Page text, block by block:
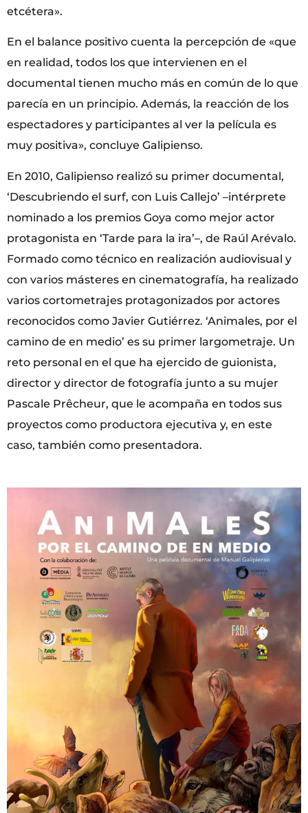
etcétera».
En el balance positivo cuenta la percepción de «que
en realidad, todos los que intervienen en el
documental tienen mucho más en común de lo que
parecía en un principio. Además, la reacción de los
espectadores y participantes al ver la película es
muy positiva», concluye Galipienso.
En 2010, Galipienso realizó su primer documental,
‘Descubriendo el surf, con Luis Callejo’ –intérprete
nominado a los premios Goya como mejor actor
protagonista en ‘Tarde para la ira’–, de Raúl Arévalo.
Formado como técnico en realización audiovisual y
con varios másteres en cinematografía, ha realizado
varios cortometrajes protagonizados por actores
reconocidos como Javier Gutiérrez. ‘Animales, por el
camino de en medio’ es su primer largometraje. Un
reto personal en el que ha ejercido de guionista,
director y director de fotografía junto a su mujer
Pascale Prêcheur, que le acompaña en todos sus
proyectos como productora ejecutiva y, en este
caso, también como presentadora.